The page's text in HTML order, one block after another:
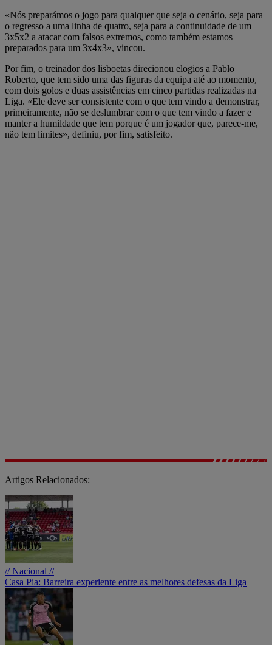
«Nós preparámos o jogo para qualquer que seja o cenário, seja para
o regresso a uma linha de quatro, seja para a continuidade de um
3x5x2 a atacar com falsos extremos, como também estamos
preparados para um 3x4x3», vincou.
Por fim, o treinador dos lisboetas direcionou elogios a Pablo
Roberto, que tem sido uma das figuras da equipa até ao momento,
com dois golos e duas assistências em cinco partidas realizadas na
Liga. «Ele deve ser consistente com o que tem vindo a demonstrar,
primeiramente, não se deslumbrar com o que tem vindo a fazer e
manter a humildade que tem porque é um jogador que, parece-me,
não tem limites», definiu, por fim, satisfeito.
Artigos Relacionados:
// Nacional //
Casa Pia: Barreira experiente entre as melhores defesas da Liga